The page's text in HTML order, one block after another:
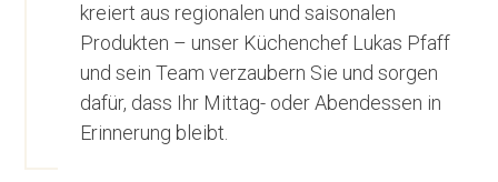
kreiert aus regionalen und saisonalen
Produkten – unser Küchenchef Lukas Pfaff
und sein Team verzaubern Sie und sorgen
dafür, dass Ihr Mittag- oder Abendessen in
Erinnerung bleibt.